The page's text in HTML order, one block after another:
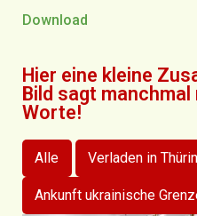
Download
Hier eine kleine
Bild sagt
Worte!
Alle Verladen in
Ankunft ukrainische